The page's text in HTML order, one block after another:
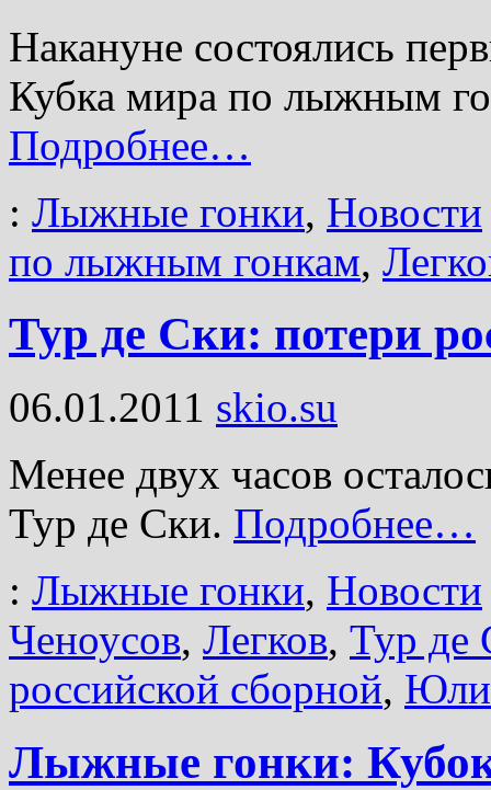
Накануне состоялись
Кубка мира по лыжным
Подробнее…
: Лыжные гонки, Новости
по лыжным гонкам,
Тур де Ски: потери
06.01.2011 skio.su
Менее двух часов
Тур де Ски. Подробнее…
: Лыжные гонки, Новости
Ченоусов, Легков, Тур де
российской сборной,
Лыжные гонки: